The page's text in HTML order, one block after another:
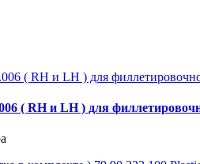
( RH и LH ) для